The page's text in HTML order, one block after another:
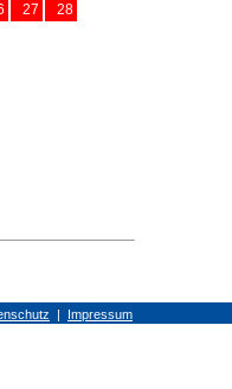
27
28
| Impressum